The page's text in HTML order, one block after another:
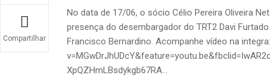
Compartilhar
No data de 17/06, o sócio Célio Pereira Oliveira
presença do desembargador do TRT2 Davi
Francisco Bernardino. Acompanhe vídeo na
XpQZHmLBsdykgb67RA...